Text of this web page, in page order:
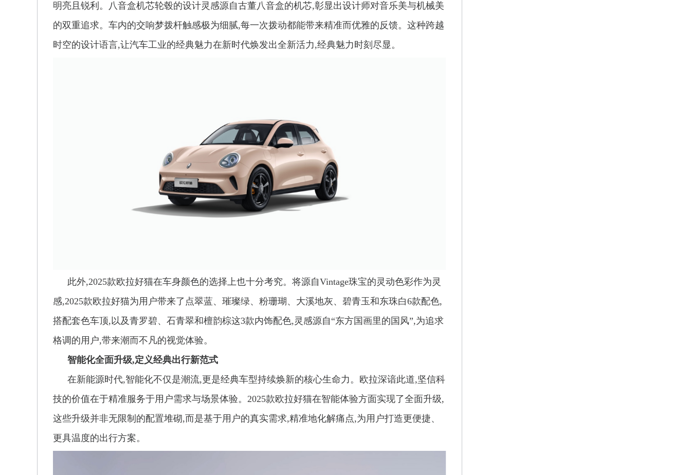
明亮且锐利。八音盒机芯轮毂的设计灵感源自古董八音盒的机芯,彰显出设计师对音乐美与机械美
的双重追求。车内的交响梦拨杆触感极为细腻,每一次拨动都能带来精准而优雅的反馈。这种跨越
时空的设计语言,让汽车工业的经典魅力在新时代焕发出全新活力,经典魅力时刻尽显。
此外,2025款欧拉好猫在车身颜色的选择上也十分考究。将源自Vintage珠宝的灵动色彩作为灵
感,2025款欧拉好猫为用户带来了点翠蓝、璀璨绿、粉珊瑚、大溪地灰、碧青玉和东珠白6款配色,
搭配套色车顶,以及青罗碧、石青翠和檀韵棕这3款内饰配色,灵感源自“东方国画里的国风”,为追求
格调的用户,带来潮而不凡的视觉体验。
智能化全面升级,定义经典出行新范式
在新能源时代,智能化不仅是潮流,更是经典车型持续焕新的核心生命力。欧拉深谙此道,坚信科
技的价值在于精准服务于用户需求与场景体验。2025款欧拉好猫在智能体验方面实现了全面升级,
这些升级并非无限制的配置堆砌,而是基于用户的真实需求,精准地化解痛点,为用户打造更便捷、
更具温度的出行方案。